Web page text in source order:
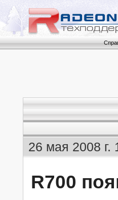
26 мая 2008 г.
R700